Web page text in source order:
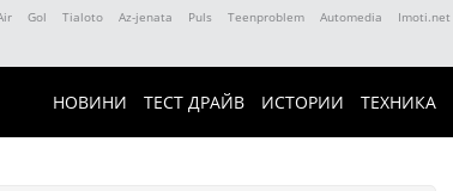
Gol Tialoto Az-jenata Puls Teenproblem Automedia Imoti.net
НОВИНИ ТЕСТ ДРАЙВ ИСТОРИИ ТЕХНИКА